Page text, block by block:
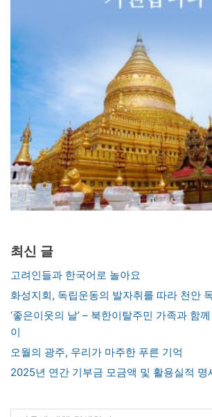
최신 글
고려인들과 한국어로 놀아요
화성지회, 독립운동의 발자취를 따라 천안
‘좋은이웃의 날’ – 북한이탈주민 가족과 함
이
오월의 광주, 우리가 마주한 푸른 기억
2025년 연간 기부금 모금액 및 활용실적 명